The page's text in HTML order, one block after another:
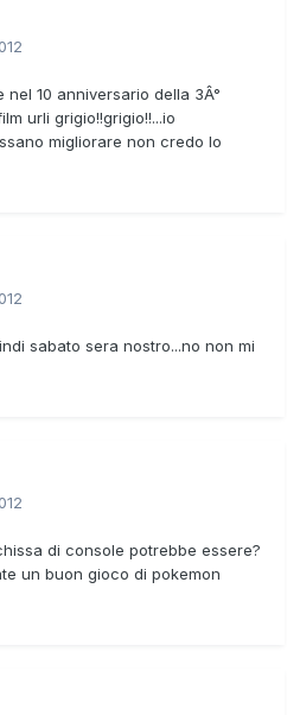
10 anniversario della 3Â°
urli grigio!!grigio!!...io
migliorare non credo lo
sabato sera nostro...no non mi
di console potrebbe essere?
un buon gioco di pokemon